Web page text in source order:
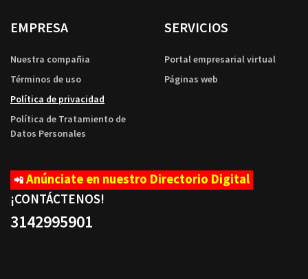
EMPRESA
Nuestra compañia
Términos de uso
Política de privacidad
Política de Tratamiento de
Datos Personales
SERVICIOS
Portal empresarial virtual
Páginas web
📲 Anúnciate en nuestro Directorio Digital
¡CONTÁCTENOS!
3142995901